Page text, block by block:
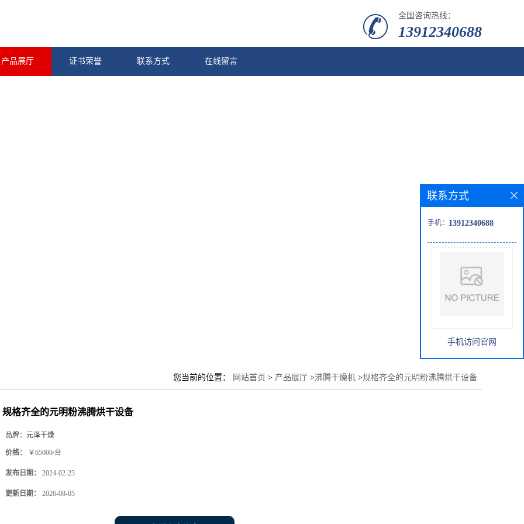
全国咨询热线：
13912340688
产品展厅 证书荣誉 联系方式 在线留言
您当前的位置： 网站首页 > 产品展厅 >沸腾干燥机 >规格齐全的元明粉沸腾烘干设备
规格齐全的元明粉沸腾烘干设备
品牌： 元泽干燥
价格： ￥65000/台
发布日期： 2024-02-23
更新日期： 2026-08-05
联系方式
手机： 13912340688
手机访问官网